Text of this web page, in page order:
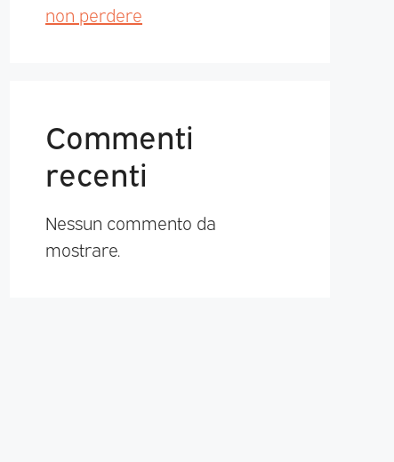
non perdere
Commenti
recenti
Nessun commento da
mostrare.